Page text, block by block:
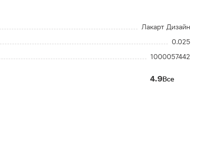
Лакарт Дизайн
0.025
1000057442
4.9Все